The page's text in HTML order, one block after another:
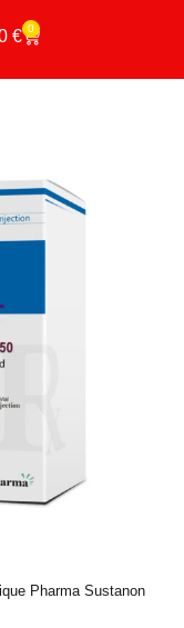
€ 0
Pharma Sustanon